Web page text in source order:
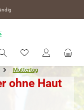
Du hast 0
Muttertag
ohne Haut